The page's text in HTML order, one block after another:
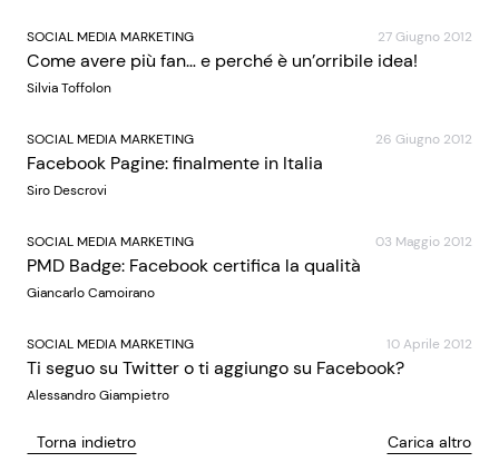
SOCIAL MEDIA MARKETING 27 Giugno 2012
Come avere più fan… e perché è un’orribile idea!
Silvia Toffolon
SOCIAL MEDIA MARKETING 26 Giugno 2012
Facebook Pagine: finalmente in Italia
Siro Descrovi
SOCIAL MEDIA MARKETING 03 Maggio 2012
PMD Badge: Facebook certifica la qualità
Giancarlo Camoirano
SOCIAL MEDIA MARKETING 10 Aprile 2012
Ti seguo su Twitter o ti aggiungo su Facebook?
Alessandro Giampietro
Torna indietro Carica altro